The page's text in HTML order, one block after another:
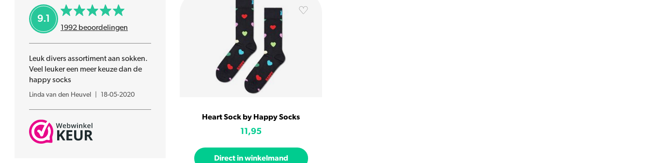
Uitgestelde kinderfeestjes
9.1
1992 beoordelingen
Leuk divers assortiment aan sokken.
Veel leuker een meer keuze dan de
happy socks
Linda van den Heuvel 18-05-2020
Heart Sock by Happy Socks
11,95
Direct in winkelmand